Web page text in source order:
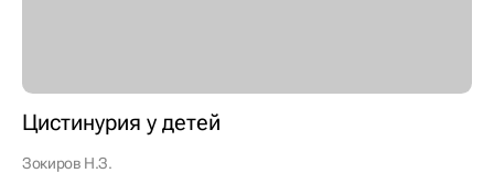
Цистинурия у детей
Зокиров Н.З.